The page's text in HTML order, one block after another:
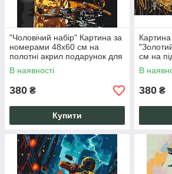
"Чоловічий набір" Картина за
номерами 48x60 см на
полотні акрил подарунок для
творчості Свобода Творчості
В наявності
380 ₴
Купити
см на
В
380 ₴